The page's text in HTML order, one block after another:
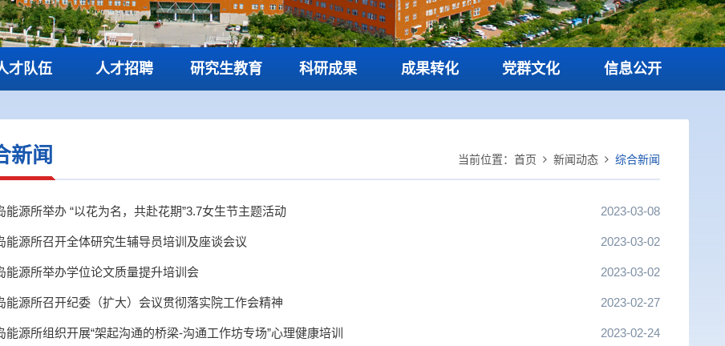
才队伍 人才招聘 研究生教育 科研成果 成果转化 党群文化 信息公开
当前位置： 首页 新闻动态 综合新闻
新闻
能源所举办 “以花为名，共赴花期”3.7女生节主题活动 2023-03-08
能源所召开全体研究生辅导员培训及座谈会议 2023-03-02
能源所举办学位论文质量提升培训会 2023-03-02
能源所召开纪委（扩大）会议贯彻落实院工作会精神 2023-02-27
能源所组织开展“架起沟通的桥梁-沟通工作坊专场”心理健康培训 2023-02-24